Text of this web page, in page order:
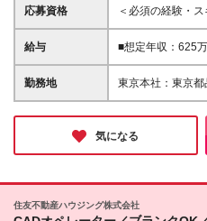
応募資格
＜必須の経験・
ュニケーション
と価格交渉等にお
をお持ちの方 └契
いても、メール
お持ちの方 ・高
ン能力を持ち、
る方
給与
■想定年収：625
手当） ※残業手
2ヶ月あり（期間
勤務地
東京本社：東京都
更の範囲)業務の
の異動を命じる
気になる
住友不動産ハウジング株式会社